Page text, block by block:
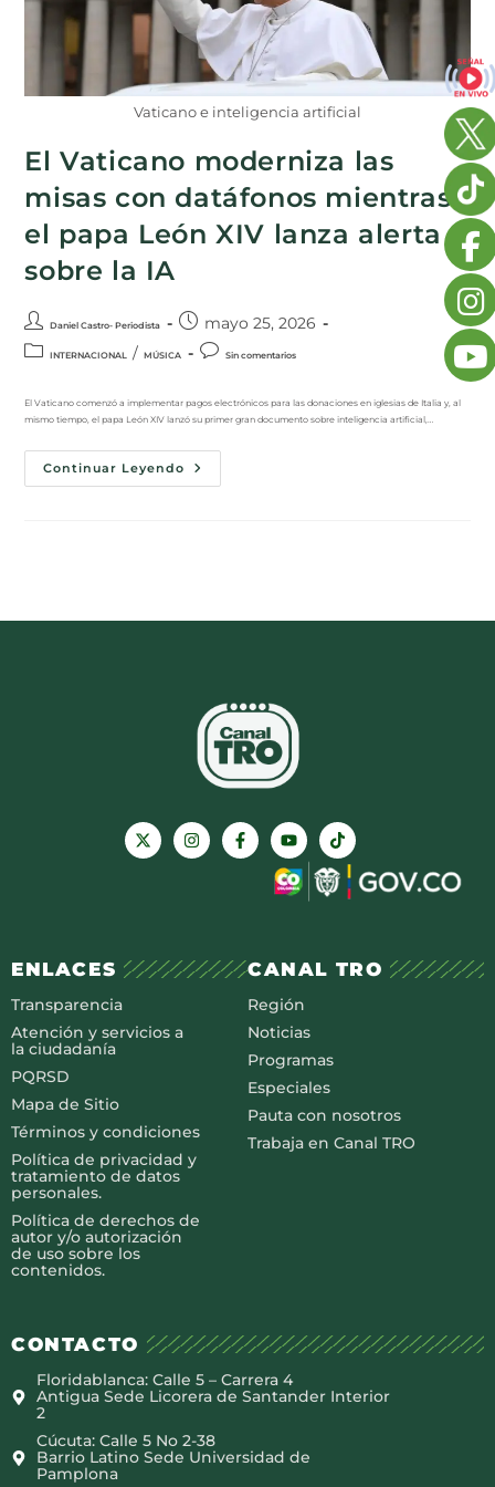
Vaticano e inteligencia artificial
El Vaticano moderniza las
misas con datáfonos mientras
el papa León XIV lanza alerta
sobre la IA
Daniel Castro- Periodista mayo 25, 2026
INTERNACIONAL / MÚSICA Sin comentarios
El Vaticano comenzó a implementar pagos electrónicos para las donaciones en iglesias de Italia y, al
mismo tiempo, el papa León XIV lanzó su primer gran documento sobre inteligencia artificial,…
Continuar Leyendo
ENLACES
Transparencia
Atención y servicios a
la ciudadanía
PQRSD
Mapa de Sitio
Términos y condiciones
Política de privacidad y
tratamiento de datos
personales.
Política de derechos de
autor y/o autorización
de uso sobre los
contenidos.
CANAL TRO
Región
Noticias
Programas
Especiales
Pauta con nosotros
Trabaja en Canal TRO
CONTACTO
Floridablanca: Calle 5 – Carrera 4
Antigua Sede Licorera de Santander Interior
2
Cúcuta: Calle 5 No 2-38
Barrio Latino Sede Universidad de
Pamplona